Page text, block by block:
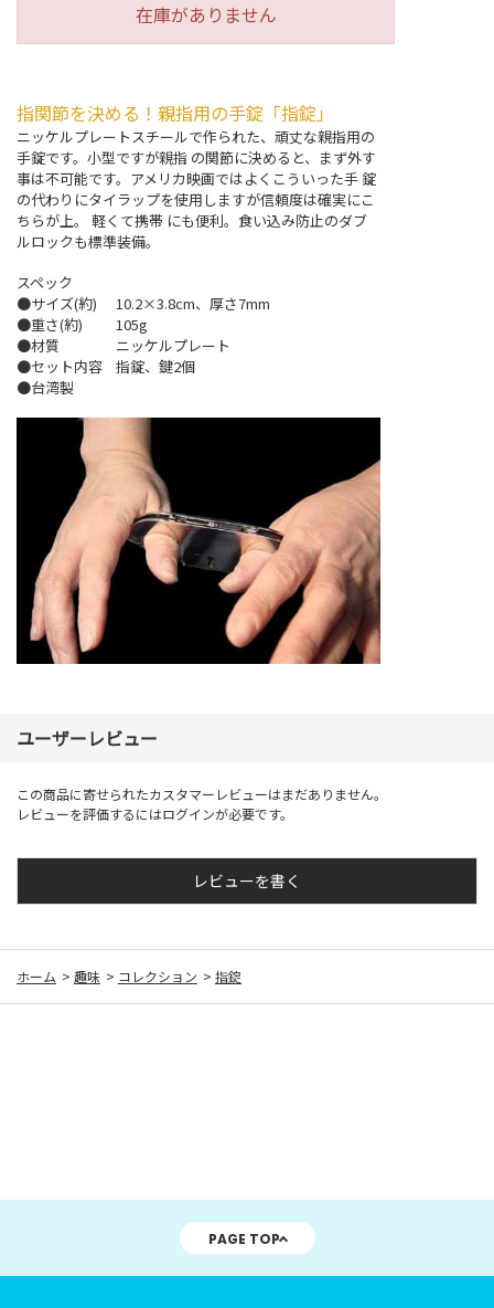
在庫がありません
指関節を決める！親指用の手錠「指錠」
ニッケルプレートスチールで作られた、頑丈な親指用の
手錠です。小型ですが親指 の関節に決めると、まず外す
事は不可能です。アメリカ映画ではよくこういった手 錠
の代わりにタイラップを使用しますが信頼度は確実にこ
ちらが上。 軽くて携帯 にも便利。食い込み防止のダブ
ルロックも標準装備。
スペック
●サイズ(約)
10.2×3.8cm、厚さ7mm
●重さ(約)
105g
●材質
ニッケルプレート
●セット内容
指錠、鍵2個
●台湾製
ユーザーレビュー
この商品に寄せられたカスタマーレビューはまだありません。
レビューを評価するにはログインが必要です。
レビューを書く
ホーム > 趣味 > コレクション > 指錠
PAGE TOP